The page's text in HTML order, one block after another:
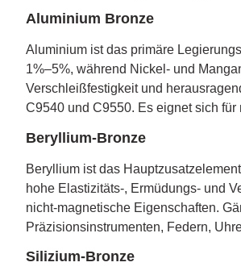
Aluminium Bronze
Aluminium ist das primäre
1%–5%, während Nickel- und
Verschleißfestigkeit und
C9540 und C9550. Es eignet sich
Beryllium-Bronze
Beryllium ist das
hohe Elastizitäts-, Ermüdungs- und
nicht-magnetische Eigenschaften.
Präzisionsinstrumenten, Federn,
Silizium-Bronze